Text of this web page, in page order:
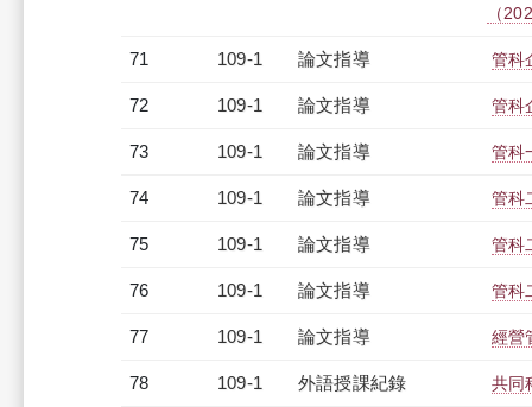
（
71 109-1 論文指導 管科
72 109-1 論文指導 管科
73 109-1 論文指導 管科
74 109-1 論文指導 管科
75 109-1 論文指導 管科
76 109-1 論文指導 管科
77 109-1 論文指導 經營
78 109-1 外語授課紀錄 共同